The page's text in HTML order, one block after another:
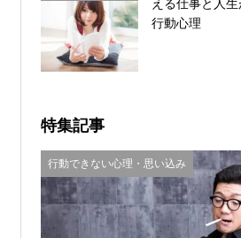
理・思い込み
える仕事と人
行動心理
特集記事
行動できない心理・思い込み